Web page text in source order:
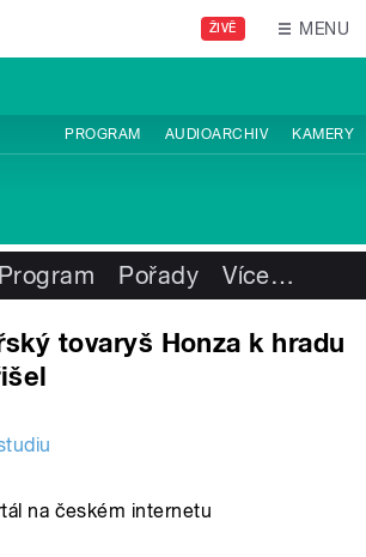
ŽIVĚ MENU
PROGRAM AUDIOARCHIV KAMERY
Program Pořady Více…
tovaryš Honza k hradu
na českém internetu